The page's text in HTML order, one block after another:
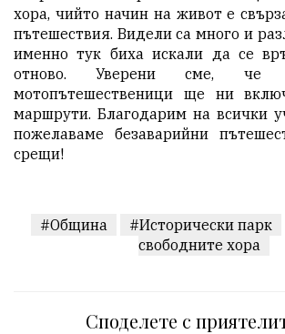
хора, чийто начин на живот е
пътешествия. Видели са много и
именно тук биха искали да се
отново. Уверени сме, че
мотопътешественици ще ни
маршрути. Благодарим на всички
пожелаваме безаварийни
срещи!
#Община #Исторически парк
свободните хора
Споделете с